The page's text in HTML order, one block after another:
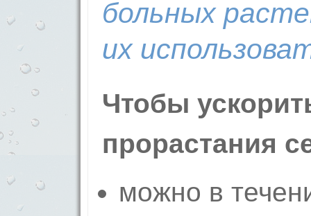
больных
их
Чтобы
прорастания
можно в